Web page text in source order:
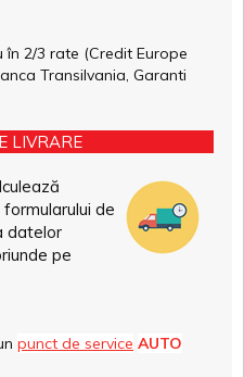
2/3 rate (Credit Europe
Transilvania, Garanti
LIVRARE
de
datelor
pe
punct de service AUTO